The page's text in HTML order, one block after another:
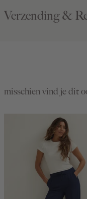
Verzending &
misschien vind je dit